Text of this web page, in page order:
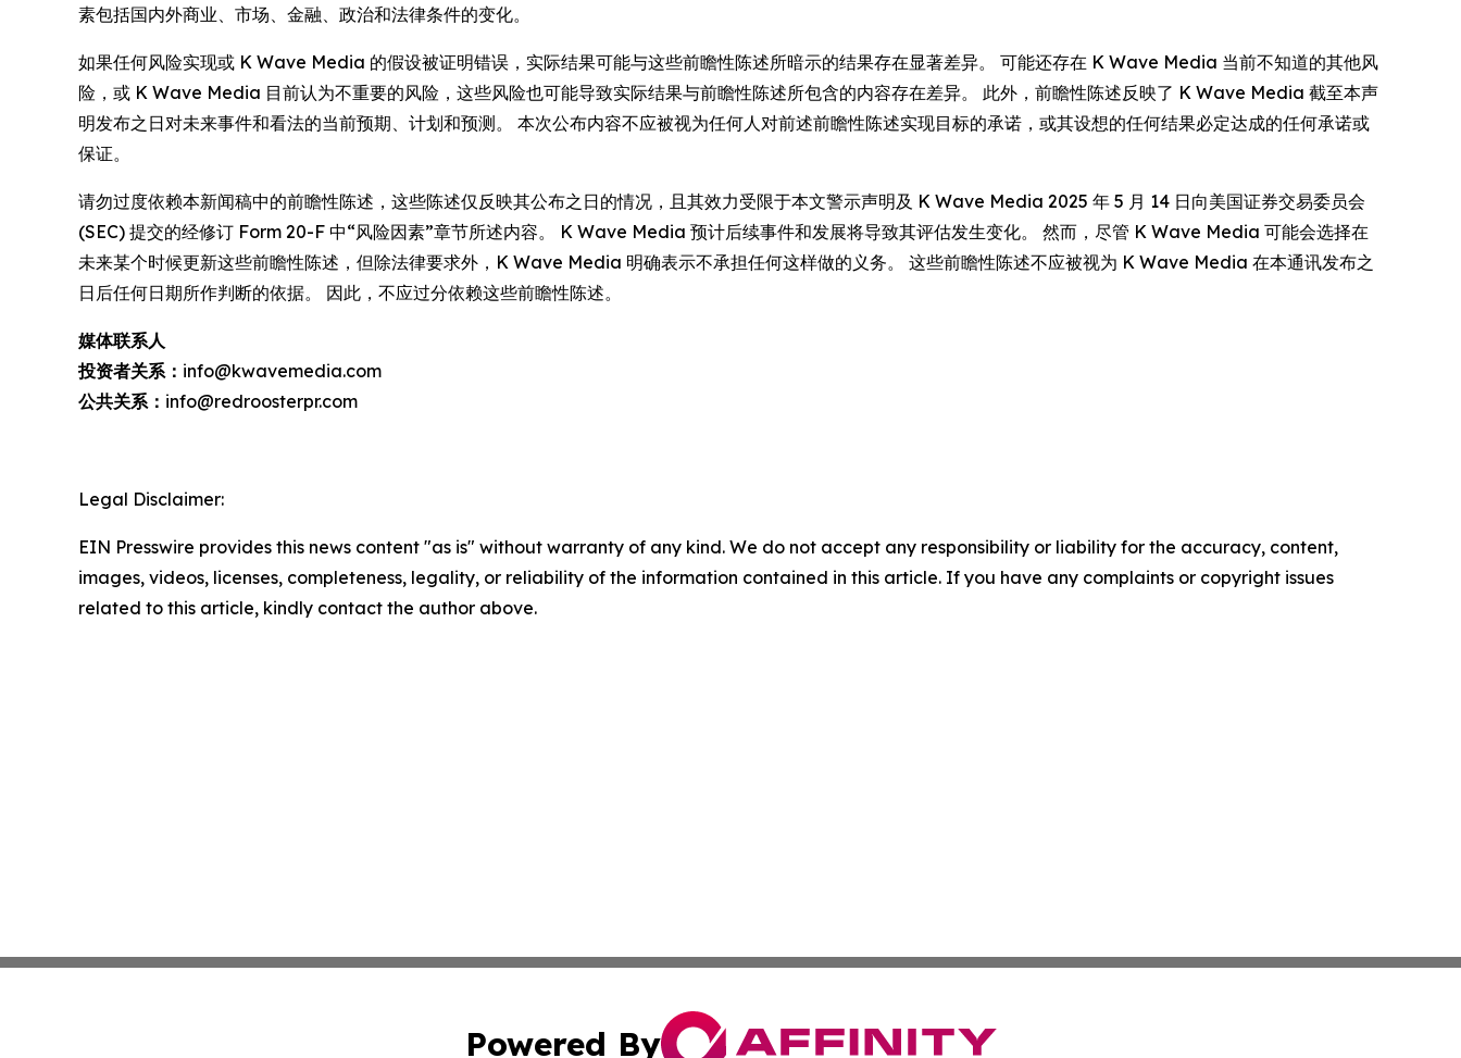
素包括国内外商业、市场、金融、政治和法律条件的变化。
如果任何风险实现或 K Wave Media 的假设被证明错误，实际结果可能与这些前瞻性陈述所暗示的结果存在显著差异。 可能还存在 K Wave Media 当前不知道的其他风
险，或 K Wave Media 目前认为不重要的风险，这些风险也可能导致实际结果与前瞻性陈述所包含的内容存在差异。 此外，前瞻性陈述反映了 K Wave Media 截至本声
明发布之日对未来事件和看法的当前预期、计划和预测。 本次公布内容不应被视为任何人对前述前瞻性陈述实现目标的承诺，或其设想的任何结果必定达成的任何承诺或
保证。
请勿过度依赖本新闻稿中的前瞻性陈述，这些陈述仅反映其公布之日的情况，且其效力受限于本文警示声明及 K Wave Media 2025 年 5 月 14 日向美国证券交易委员会
(SEC) 提交的经修订 Form 20-F 中“风险因素”章节所述内容。 K Wave Media 预计后续事件和发展将导致其评估发生变化。 然而，尽管 K Wave Media 可能会选择在
未来某个时候更新这些前瞻性陈述，但除法律要求外，K Wave Media 明确表示不承担任何这样做的义务。 这些前瞻性陈述不应被视为 K Wave Media 在本通讯发布之
日后任何日期所作判断的依据。 因此，不应过分依赖这些前瞻性陈述。
媒体联系人
投资者关系： info@kwavemedia.com
公共关系： info@redroosterpr.com
Legal Disclaimer:
EIN Presswire provides this news content "as is" without warranty of any kind. We do not accept any responsibility or liability for the accuracy, content,
images, videos, licenses, completeness, legality, or reliability of the information contained in this article. If you have any complaints or copyright issues
related to this article, kindly contact the author above.
Powered By